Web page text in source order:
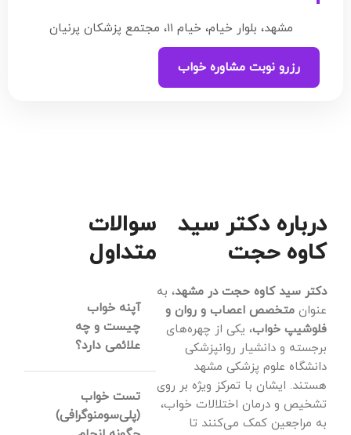
مشهد، بلوار خیام، خیام ۱۱، مجتمع پزشکان پرنیان
رزرو نوبت مشاوره خواب
درباره دکتر سید
کاوه حجت
دکتر سید کاوه حجت در مشهد، به
عنوانمتخصص اعصاب و روان و
فلوشیپ خواب، یکی از چهره‌های
برجسته و دانشیار روانپزشکی
دانشگاه علوم پزشکی مشهد
هستند. ایشان با تمرکز ویژه بر روی
تشخیص و درمان اختلالات خواب،
به مراجعین کمک می‌کنند تا
سوالات
متداول
آپنه خواب
چیست و چه
علائمی دارد؟
اختلال جدی است
که در آن تنفس فرد
تست خواب
(پلی‌سومنوگرافی)